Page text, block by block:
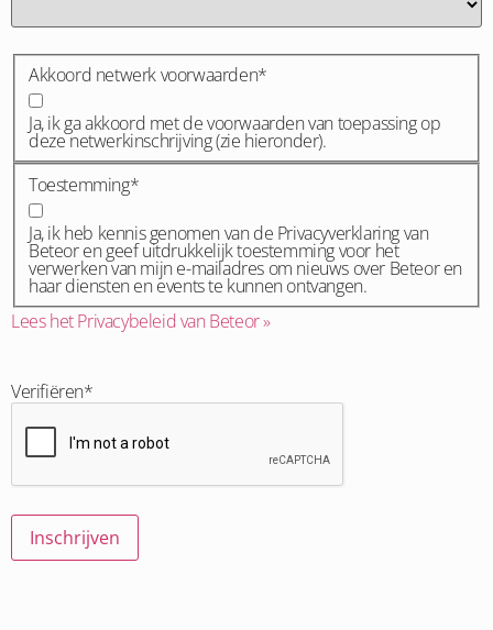
Akkoord netwerk voorwaarden*
Ja, ik ga akkoord met de voorwaarden van toepassing op
deze netwerkinschrijving (zie hieronder).
Toestemming*
Ja, ik heb kennis genomen van de Privacyverklaring van
Beteor en geef uitdrukkelijk toestemming voor het
verwerken van mijn e-mailadres om nieuws over Beteor en
haar diensten en events te kunnen ontvangen.
Lees het Privacybeleid van Beteor »
Verifiëren*
Inschrijven